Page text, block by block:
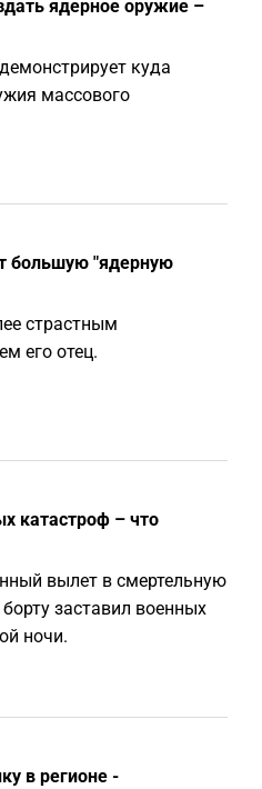
ядерное оружие –
куда
массового
большую "ядерную
страстным
его отец.
катастроф – что
вылет в смертельную
заставил военных
ночи.
в регионе -